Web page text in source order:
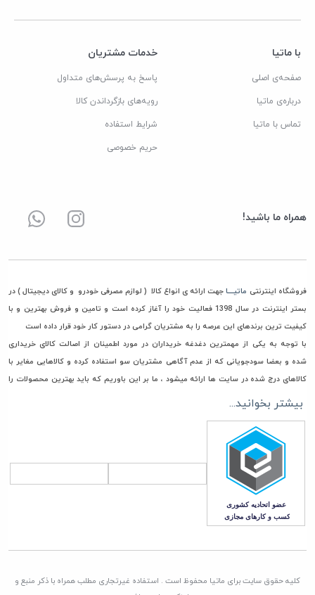
با ماتیا
صفحه‌ی اصلی
درباره‌ی ماتیا
تماس با ماتیا
خدمات مشتریان
پاسخ به پرسش‌های متداول
رویه‌های بازگرداندن کالا
شرایط استفاده
حریم خصوصی
همراه ما باشید!
فروشگاه اینترنتی ماتیــــا جهت ارائه ی انواع کالا ( لوازم مصرفی خودرو و کالای دیجیتال ) در
بستر اینترنت در سال 1398 فعالیت خود را آغاز کرده است و تامین و فروش بهترین و با
کیفیت ترین برندهای این عرصه را به مشتریان گرامی در دستور کار خود قرار داده است
با توجه به یکی از مهمترین دغدغه خریداران در مورد اطمینان از اصالت کالای خریداری
شده و بعضا سودجویانی که از عدم آگاهی مشتریان سو استفاده کرده و کالاهایی مغایر با
کالاهای درج شده در سایت ها ارائه میشود ، ما بر این باوریم که باید بهترین محصولات را
جهت خرید و استفاده در اختیار مشتریان گرامی مان قرار دهیم، به همین جهت فقط مستقیما
هرگونه کالای غیر اصل به انبار ماتیا به صفر برسانیم
همچنین در راستای قیمت گذاری، هدف ماتیا رساندن کالا به دست مشتری با قیمتی منصفانه
و رقابتی می باشد. چرا که برای باقی ماندن در این بازار به مدت طولانی برنامه ریزی کرده ایم
که این امر جز با همراهی و بدست آوردن اعتماد شما مشتریان گرامی، صورت نمی پذیرد
بیشتر بخوانید...
کلیه حقوق سایت برای ماتیا محفوظ است . استفاده غیرتجاری مطلب همراه با ذکر منبع و